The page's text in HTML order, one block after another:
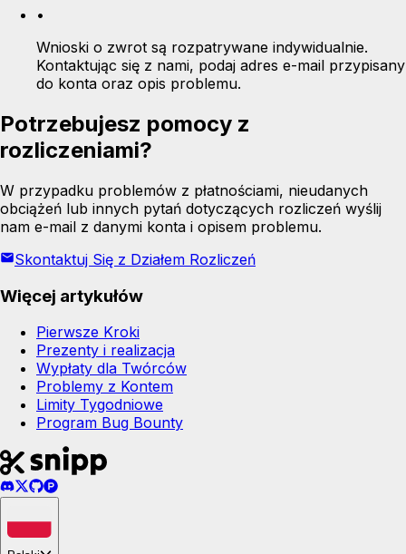
•
Wnioski o zwrot są rozpatrywane indywidualnie.
Kontaktując się z nami, podaj adres e-mail przypisany
do konta oraz opis problemu.
Potrzebujesz pomocy z
rozliczeniami?
W przypadku problemów z płatnościami, nieudanych
obciążeń lub innych pytań dotyczących rozliczeń wyślij
nam e-mail z danymi konta i opisem problemu.
Skontaktuj Się z Działem Rozliczeń
Więcej artykułów
Pierwsze Kroki
Prezenty i realizacja
Wypłaty dla Twórców
Problemy z Kontem
Limity Tygodniowe
Program Bug Bounty